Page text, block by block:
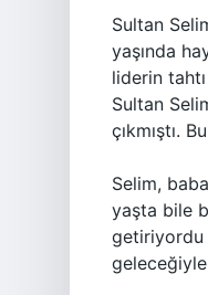
Sultan
yaşında
liderin
Sultan
çıkmıştı.
Selim,
yaşta bile
getiriyordu